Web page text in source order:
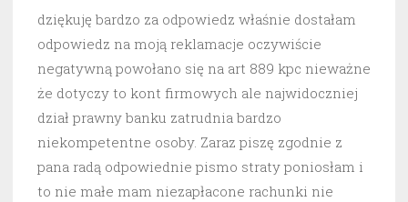
dziękuję bardzo za odpowiedz właśnie dostałam
odpowiedz na moją reklamacje oczywiście
negatywną powołano się na art 889 kpc nieważne
że dotyczy to kont firmowych ale najwidoczniej
dział prawny banku zatrudnia bardzo
niekompetentne osoby. Zaraz piszę zgodnie z
pana radą odpowiednie pismo straty poniosłam i
to nie małe mam niezapłacone rachunki nie